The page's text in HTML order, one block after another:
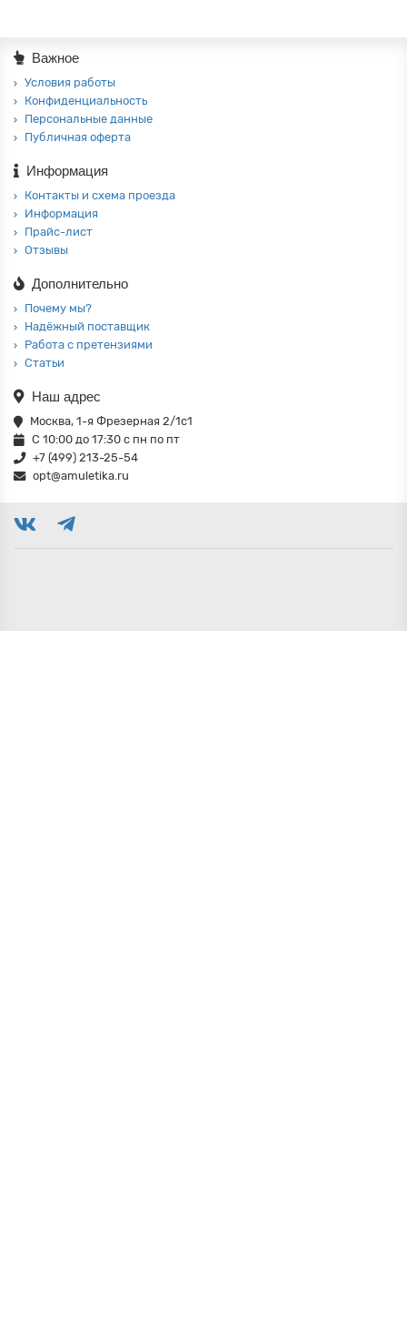
Важное
Условия работы
Конфиденциальность
Персональные данные
Публичная оферта
Информация
Контакты и схема проезда
Информация
Прайс-лист
Отзывы
Дополнительно
Почему мы?
Надёжный поставщик
Работа с претензиями
Статьи
Наш адрес
Москва, 1-я Фрезерная 2/1с1
С 10:00 до 17:30 с пн по пт
+7 (499) 213-25-54
opt@amuletika.ru